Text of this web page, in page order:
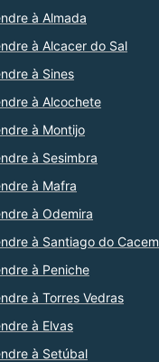
à Almada
à Alcacer do Sal
à Sines
à Alcochete
à Montijo
à Sesimbra
à Mafra
à Odemira
à Santiago do Cacem
à Peniche
à Torres Vedras
à Elvas
à Setúbal